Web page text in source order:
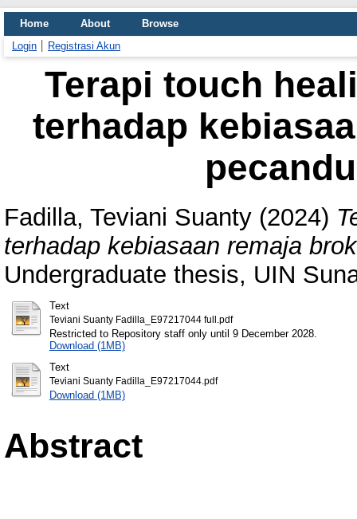
Home About
Browse
Login
Registrasi Akun
Terapi touch
terhadap
Fadilla, Teviani Suanty (2024)
terhadap kebiasaan remaja
Undergraduate thesis, UIN
Text
Teviani Suanty Fadilla_E97217044 full.pdf
Restricted to Repository staff only until 9 December 2028.
Download (1MB)
Text
Teviani Suanty Fadilla_E97217044.pdf
Download (1MB)
Abstract